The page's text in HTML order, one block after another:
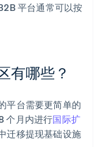
平台通常可以按
有哪些？
平台需要更简单的
个月内进行国际扩
迁移提现基础设施